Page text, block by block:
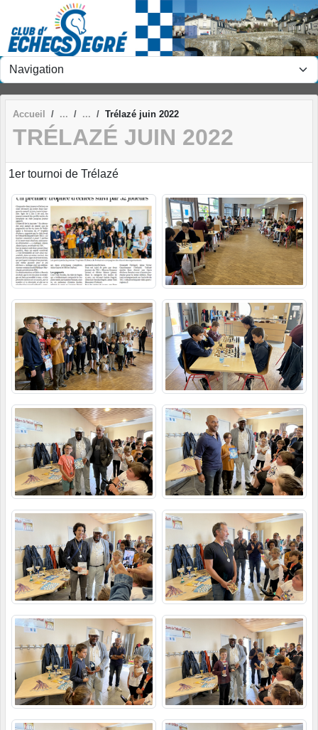
Accueil Trélazé juin 2022
TRÉLAZÉ JUIN 2022
1er tournoi de Trélazé
Panneau de gestion des cookies